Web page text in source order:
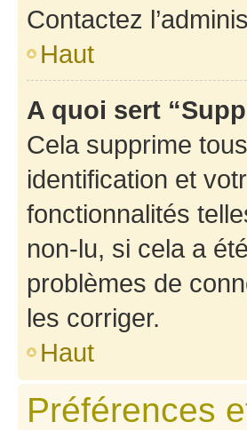
Contactez
Haut
A quoi sert
Cela supprime
identification et
fonctionnalités
non-lu, si cela a
problèmes de
les corriger.
Haut
Préférences